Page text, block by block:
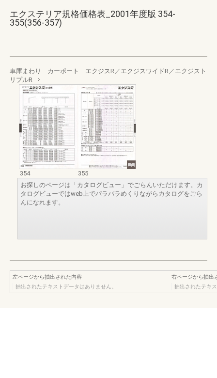
エクステリア規格価格表_2001年度版 354-
355(356-357)
車庫まわり カーポート エクジスR／エクジスワイドR／エクジスト
リプルR
354
355
お探しのページは「カタログビュー」でごらんいただけます。カ
タログビューではweb上でパラパラめくりながらカタログをごら
んになれます。
左ページから抽出された内容
抽出されたテキストデータはありません。
右ページから抽出
抽出されたテキ